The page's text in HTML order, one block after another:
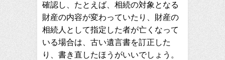
確認し、たとえば、相続の対象となる
財産の内容が変わっていたり、財産の
相続人として指定した者が亡くなって
いる場合は、古い遺言書を訂正した
り、書き直したほうがいいでしょう。